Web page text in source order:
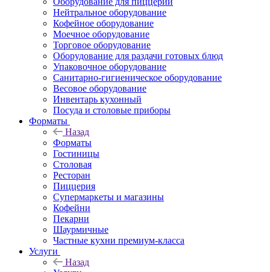
Нейтральное оборудование
Кофейное оборудование
Моечное оборудование
Торговое оборудование
Оборудование для раздачи готовых блюд
Упаковочное оборудование
Санитарно-гигиеническое оборудование
Весовое оборудование
Инвентарь кухонный
Посуда и столовые приборы
Форматы
Назад
Форматы
Гостиницы
Столовая
Ресторан
Пиццерия
Супермаркеты и магазины
Кофейни
Пекарни
Шаурмичные
Частные кухни премиум-класса
Услуги
Назад